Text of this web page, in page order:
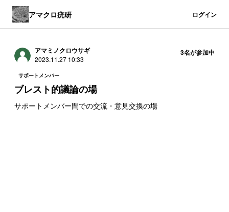
アマクロ疣研 ログイン
アマミノクロウサギ
2023.11.27 10:33
3名が参加中
サポートメンバー
ブレスト的議論の場
サポートメンバー間での交流・意見交換の場